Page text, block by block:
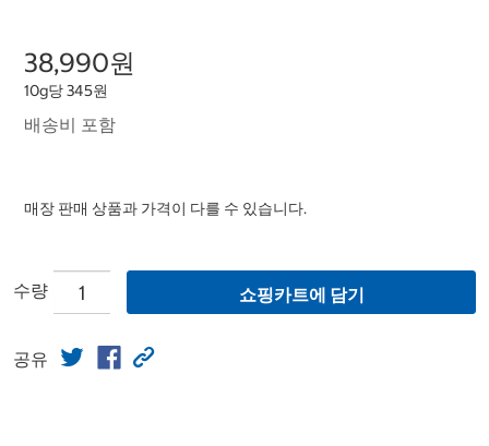
38,990원
10g당 345원
배송비 포함
매장 판매 상품과 가격이 다를 수 있습니다.
수량 쇼핑카트에 담기
공유